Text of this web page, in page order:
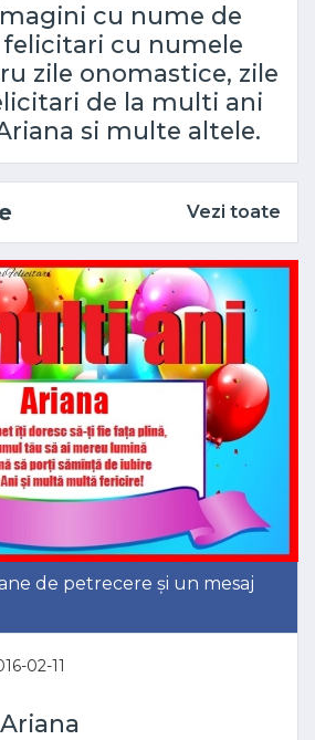
cu nume de
cu numele
zile onomastice, zile
de la multi ani
si multe altele.
Vezi toate
de petrecere și un mesaj
02-11